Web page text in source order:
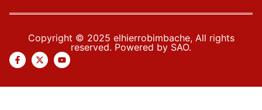
Copyright © 2025 elhierrobimbache, All rights
reserved. Powered by SAO.